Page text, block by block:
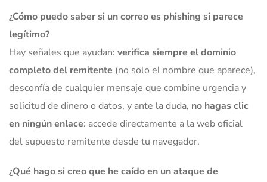
¿Cómo puedo saber si un correo es phishing si parece
legítimo?
Hay señales que ayudan: verifica siempre el dominio
completo del remitente (no solo el nombre que aparece),
desconfía de cualquier mensaje que combine urgencia y
solicitud de dinero o datos, y ante la duda, no hagas clic
en ningún enlace: accede directamente a la web oficial
del supuesto remitente desde tu navegador.
¿Qué hago si creo que he caído en un ataque de